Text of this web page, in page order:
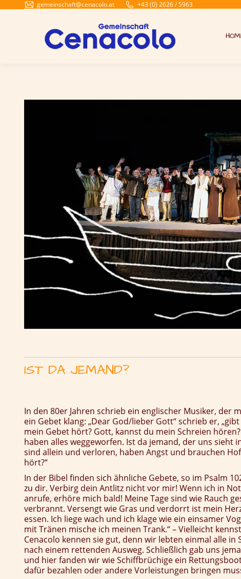
gemeinschaft@cenacolo.at +43 (0) 2626 / 5963
IST DA JEMAND?
In den 80er Jahren schrieb ein englischer Musiker, der
ein Gebet klang: „Dear God/lieber Gott“ schrieb er,
mein Gebet hört? Gott, kannst du mein Schreien
haben alles weggeworfen. Ist da jemand, der uns sieht
sind allein und verloren, haben Angst und brauchen
hört?“
In der Bibel finden sich ähnliche Gebete, so im Psalm
zu dir. Verbirg dein Antlitz nicht vor mir! Wenn ich in
anrufe, erhöre mich bald! Meine Tage sind wie Rauch
verbrannt. Versengt wie Gras und verdorrt ist mein
essen. Ich liege wach und ich klage wie ein einsamer
mit Tränen mische ich meinen Trank.“ – Vielleicht
Cenacolo kennen sie gut, denn wir lebten einmal alle
nach einem rettenden Ausweg. Schließlich gab uns
und hier fanden wir wie Schiffbrüchige ein
dafür bezahlen oder andere Vorleistungen bringen